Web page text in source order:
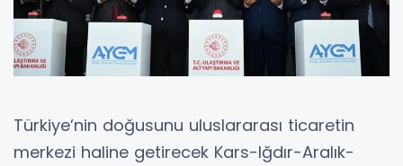
Türkiye’nin doğusunu uluslararası ticaretin
merkezi haline getirecek Kars-Iğdır-Aralık-